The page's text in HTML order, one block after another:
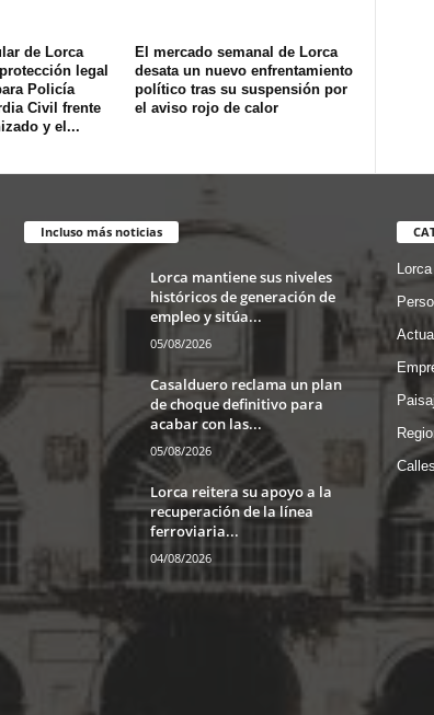
de Lorca
legal
Policía
Civil frente
y el...
El mercado semanal de Lorca
desata un nuevo enfrentamiento
político tras su suspensión por
el aviso rojo de calor
Incluso más noticias
Lorca mantiene sus niveles
históricos de generación de
empleo y sitúa...
05/08/2026
Casalduero reclama un plan
de choque definitivo para
acabar con las...
05/08/2026
Lorca reitera su apoyo a la
recuperación de la línea
ferroviaria...
04/08/2026
Lorca